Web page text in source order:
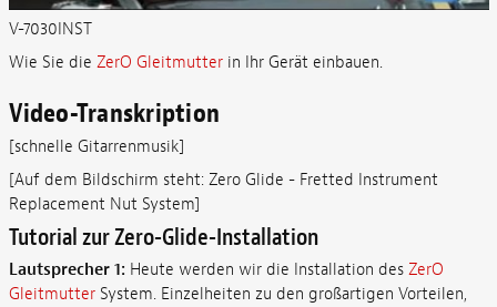
V-7030INST
Wie Sie die ZerO Gleitmutterin Ihr Gerät einbauen.
Video-Transkription
[schnelle Gitarrenmusik]
[Auf dem Bildschirm steht: Zero Glide - Fretted Instrument
Replacement Nut System]
Tutorial zur Zero-Glide-Installation
Lautsprecher 1: Heute werden wir die Installation des ZerO
GleitmutterSystem. Einzelheiten zu den großartigen Vorteilen,